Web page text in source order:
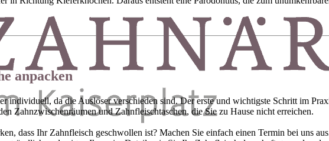
anpacken
individuell, da die Auslöser verschieden sind. Der erste und wichtigste Schritt im
Zahnzwischenräumen und Zahnfleischtaschen, die Sie zu Hause nicht erreichen.
dass Ihr Zahnfleisch geschwollen ist? Machen Sie einfach einen Termin bei uns